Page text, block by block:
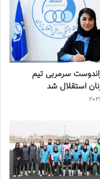
سرمربی تیم
استقلال شد